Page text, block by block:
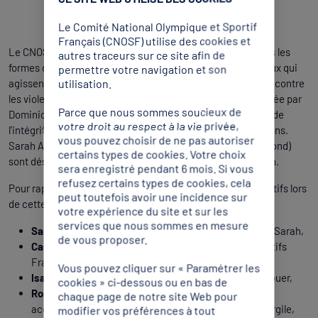
Le CNOSF réaffirme son engagement à lutter contre toutes les
formes de violences dans le sport et à soutenir celles et ceux qui
agissent sur le terrain. Créé en 2022, la Commission « lutte contre
les violences et les discriminations » est aujourd’hui présidée par
Dominique Mérieux, Vice-présidente du CNOSF en charge de
l'intégrité et de la lutte contre les violences et discriminations.
Sarah Abitbol (La Voix de Sarah) et Angélique Cauchy (Rebond)
sont désormais toutes deux membres de cette Commission.
Pour rappel, les associations qui ont présenté leurs dispositifs lors
de cette séquence avec le CNOSF :
Sarah Abitbol, présidente et fondatrice de La Voix de Sarah,
Camille Clausse-Pujo, responsable partenariats sportifs
France Victimes,
Isabelle Demongeot, présidente et fondatrice Bien Jouer,
Romane Desplanches, chargée de mission
accompagnement des victimes Colosse aux pieds d’argile,
Le Comité National Olympique et Sportif
Français (CNOSF) utilise des cookies et
autres traceurs sur ce site afin de
permettre votre navigation et son
utilisation.
Parce que nous sommes soucieux de
votre droit au respect à la vie privée,
vous pouvez choisir de ne pas autoriser
certains types de cookies. Votre choix
sera enregistré pendant 6 mois. Si vous
refusez certains types de cookies, cela
peut toutefois avoir une incidence sur
votre expérience du site et sur les
services que nous sommes en mesure
de vous proposer.
Vous pouvez cliquer sur « Paramétrer les
cookies » ci-dessous ou en bas de
chaque page de notre site Web pour
modifier vos préférences à tout